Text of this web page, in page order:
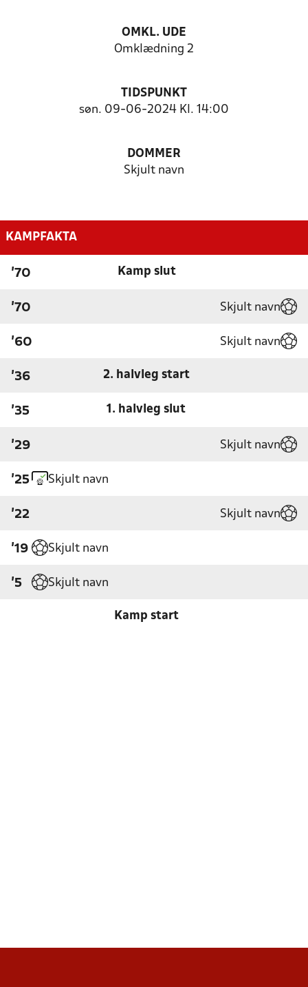
OMKL. UDE
Omklædning 2
TIDSPUNKT
søn. 09-06-2024 Kl. 14:00
DOMMER
Skjult navn
KAMPFAKTA
'70 Kamp slut
'70 Skjult navn
'60 Skjult navn
'36 2. halvleg start
'35 1. halvleg slut
'29 Skjult navn
'25 Skjult navn
'22 Skjult navn
'19 Skjult navn
'5 Skjult navn
Kamp start